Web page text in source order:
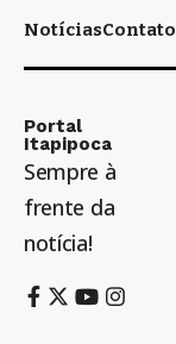
NotíciasContato
Portal
Itapipoca
Sempre à
frente da
notícia!